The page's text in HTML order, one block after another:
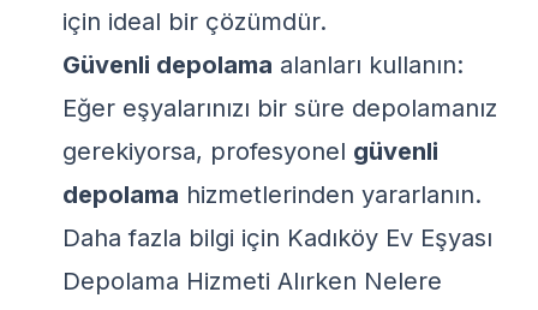
için ideal bir çözümdür.
Güvenli depolama alanları kullanın:
Eğer eşyalarınızı bir süre depolamanız
gerekiyorsa, profesyonel güvenli
depolama hizmetlerinden yararlanın.
Daha fazla bilgi için Kadıköy Ev Eşyası
Depolama Hizmeti Alırken Nelere